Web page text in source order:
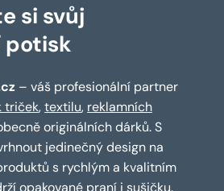
si svůj
potisk
– váš profesionální partner
triček,textilu, reklamních
originálních dárků. S
jedinečný design na
s rychlým a kvalitním
opakované praní i sušičku.